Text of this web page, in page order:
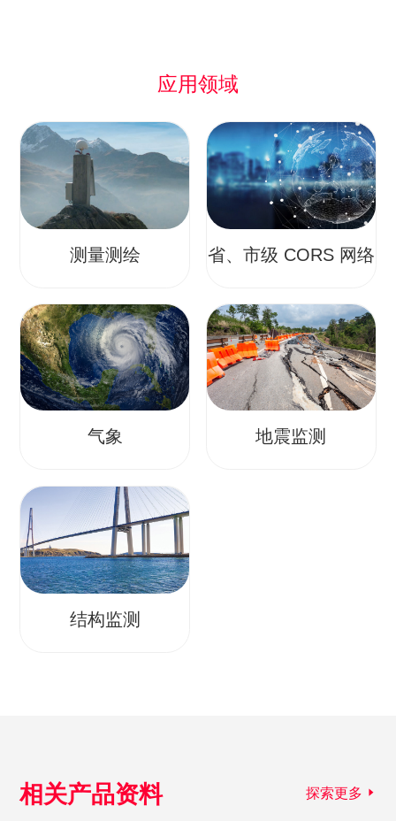
应用领域
测量测绘 省、市级 CORS 网络
气象 地震监测
结构监测
相关产品资料 探索更多